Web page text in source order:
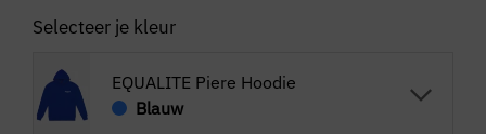
Selecteer je kleur
EQUALITE Piere Hoodie
Blauw